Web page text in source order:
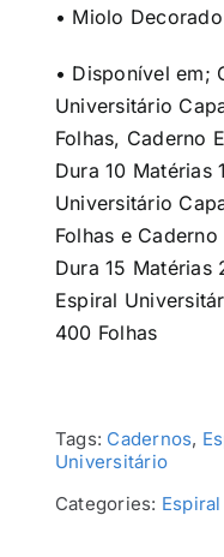
• Miolo Decorado
• Disponível em;
Universitário
Folhas, Caderno
Dura 10 Matérias
Universitário
Folhas e
Dura 15 Matérias
Espiral
400 Folhas
Tags: Cadernos,
Universitário
Categories: